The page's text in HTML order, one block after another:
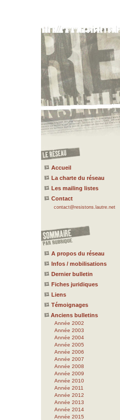
Accueil
La charte du réseau
Les mailing listes
Contact
contact@resistons.lautre.net
A propos du réseau
Infos / mobilisations
Dernier bulletin
Fiches juridiques
Liens
Témoignages
Anciens bulletins
Année 2002
Année 2003
Année 2004
Année 2005
Année 2006
Année 2007
Année 2008
Année 2009
Année 2010
Année 2011
Année 2012
Année 2013
Année 2014
Année 2015